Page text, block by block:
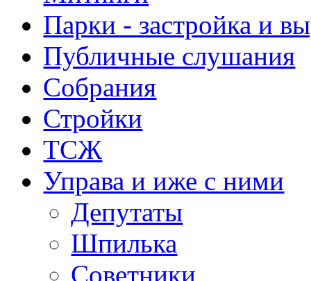
Парки - застройка и
Публичные слушания
Собрания
Стройки
ТСЖ
Управа и иже с ними
Депутаты
Шпилька
Советники